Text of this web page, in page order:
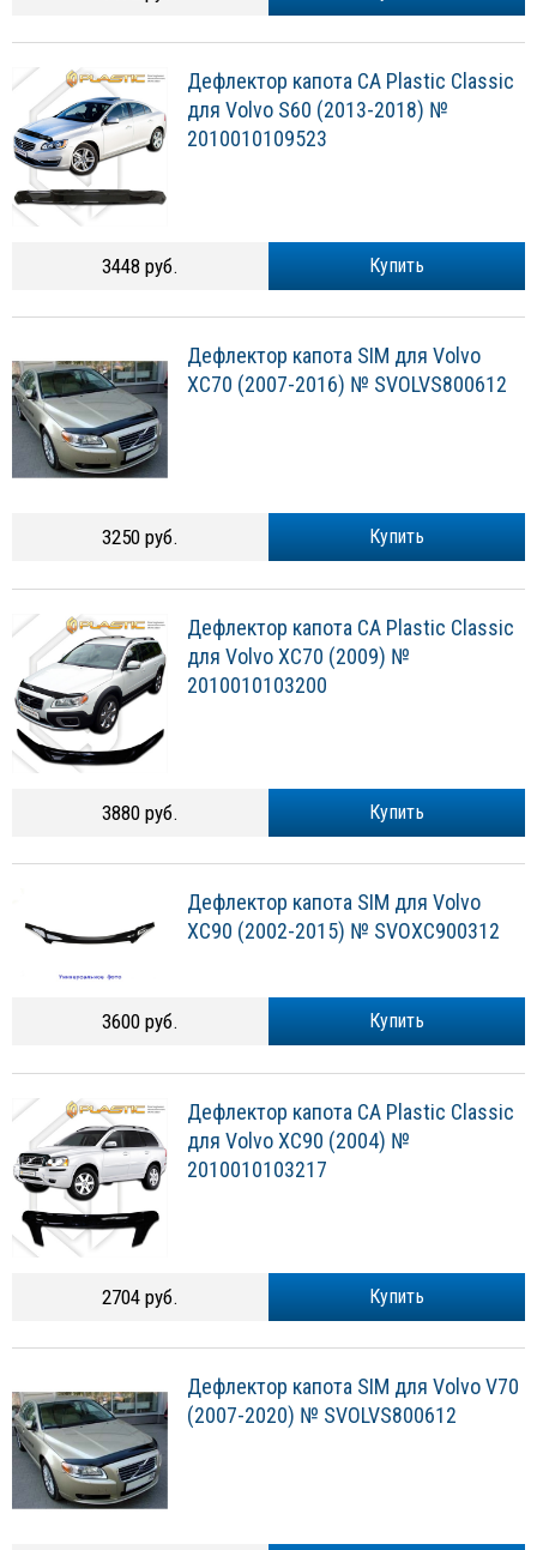
Дефлектор капота CA Plastic Classic
для Volvo S60 (2013-2018) №
2010010109523
Купить
3448 руб.
Дефлектор капота SIM для Volvo
XC70 (2007-2016) № SVOLVS800612
Купить
3250 руб.
Дефлектор капота CA Plastic Classic
для Volvo XC70 (2009) №
2010010103200
Купить
3880 руб.
Дефлектор капота SIM для Volvo
XC90 (2002-2015) № SVOXC900312
Купить
3600 руб.
Дефлектор капота CA Plastic Classic
для Volvo XC90 (2004) №
2010010103217
Купить
2704 руб.
Дефлектор капота SIM для Volvo V70
(2007-2020) № SVOLVS800612